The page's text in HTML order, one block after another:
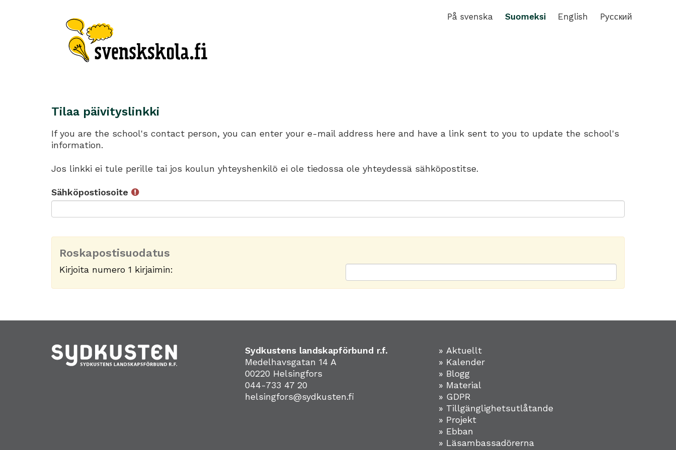
På svenska Suomeksi English Pусский
Tilaa päivityslinkki
If you are the school's contact person, you can enter your e-mail address here and have a link sent to you to update the school's
information.
Jos linkki ei tule perille tai jos koulun yhteyshenkilö ei ole tiedossa ole yhteydessä sähköpostitse.
Sähköpostiosoite
Roskapostisuodatus
Kirjoita numero 1 kirjaimin:
Sydkustens landskapförbund r.f.
Medelhavsgatan 14 A
00220 Helsingfors
044-733 47 20
helsingfors@sydkusten.fi
» Aktuellt
» Kalender
» Blogg
» Material
» GDPR
» Tillgänglighetsutlåtande
» Projekt
» Ebban
» Läsambassadörerna